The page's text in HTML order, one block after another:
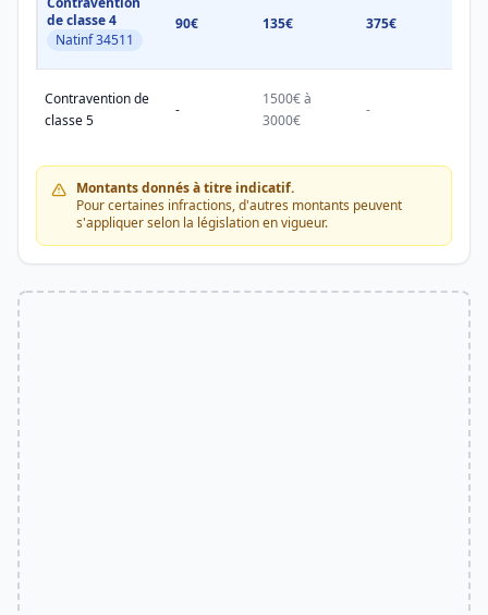
de classe 4
Natinf 34511
90€ 135€ 375€
Contravention de
classe 5
-
1500€ à
3000€
-
Montants donnés à titre indicatif.
Pour certaines infractions, d'autres montants peuvent
s'appliquer selon la législation en vigueur.